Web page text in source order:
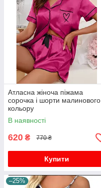
Атласна жіноча піжама
сорочка і шорти малинового
кольору
В наявності
620 ₴ 770 ₴
Купити
–25%